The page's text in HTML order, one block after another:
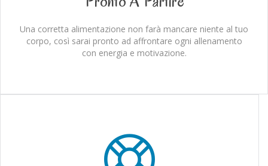
Una corretta alimentazione non farà mancare niente al tuo
corpo, così sarai pronto ad affrontare ogni allenamento
con energia e motivazione.